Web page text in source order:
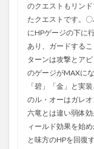
のクエストもリン
たクエストです。
にHPゲージの下に
あり、ガードする
ターンは攻撃とア
のゲージがMAXに
「碧」「金」と実
のル・オーはガレ
六竜とは違い弱体
ィールド効果を始
と味方のHPを回復